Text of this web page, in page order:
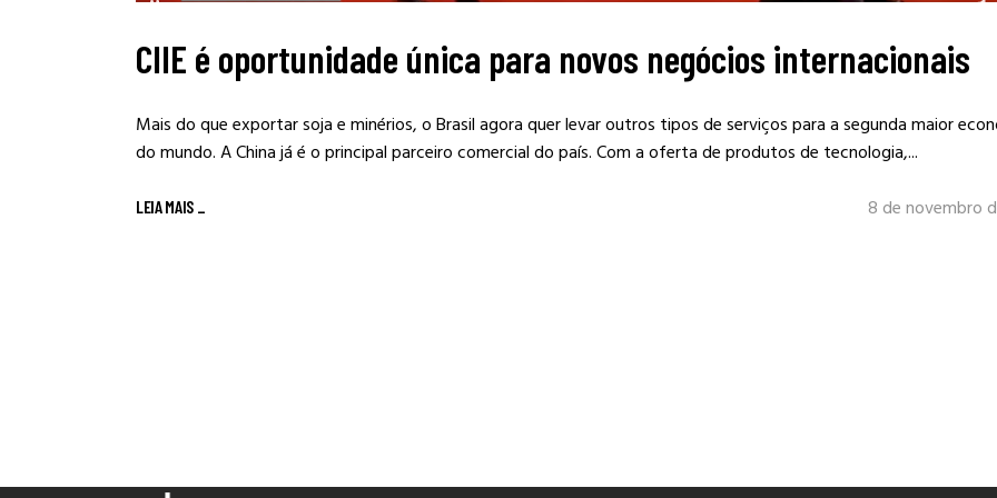
CIIE é oportunidade única para novos negócios internacionais
Mais do que exportar soja e minérios, o Brasil agora quer levar outros tipos de serviços para a segunda maior
do mundo. A China já é o principal parceiro comercial do país. Com a oferta de produtos de tecnologia,...
LEIA MAIS _ 8 de novembro